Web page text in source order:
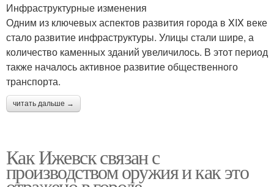
Инфраструктурные изменения
Одним из ключевых аспектов развития города в XIX веке
стало развитие инфраструктуры. Улицы стали шире, а
количество каменных зданий увеличилось. В этот период
также началось активное развитие общественного
транспорта.
читать дальше →
Как Ижевск связан с
производством оружия и как это